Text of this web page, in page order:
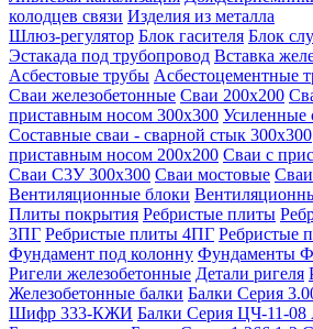
колодцев связи Изделия из металла
Шлюз-регулятор Блок гасителя Блок
Эстакада под трубопровод Вставка
Асбестовые трубы Асбестоцементные
Сваи железобетонные Сваи 200х200
приставным носом 300х300 Усиленные
Составные сваи - сварной стык 300х300
приставным носом 200х200 Сваи с
Сваи С3У 300х300 Сваи мостовые
Вентиляционные блоки
Плиты покрытия Ребристые плиты
3ПГ Ребристые плиты 4ПГ Ребристые
Фундамент под колонну Фундаменты Ф
Ригели железобетонные Детали ригеля
Железобетонные балки Балки Серия
Шифр 333-КЖИ Балки Серия ЦЧ-11-